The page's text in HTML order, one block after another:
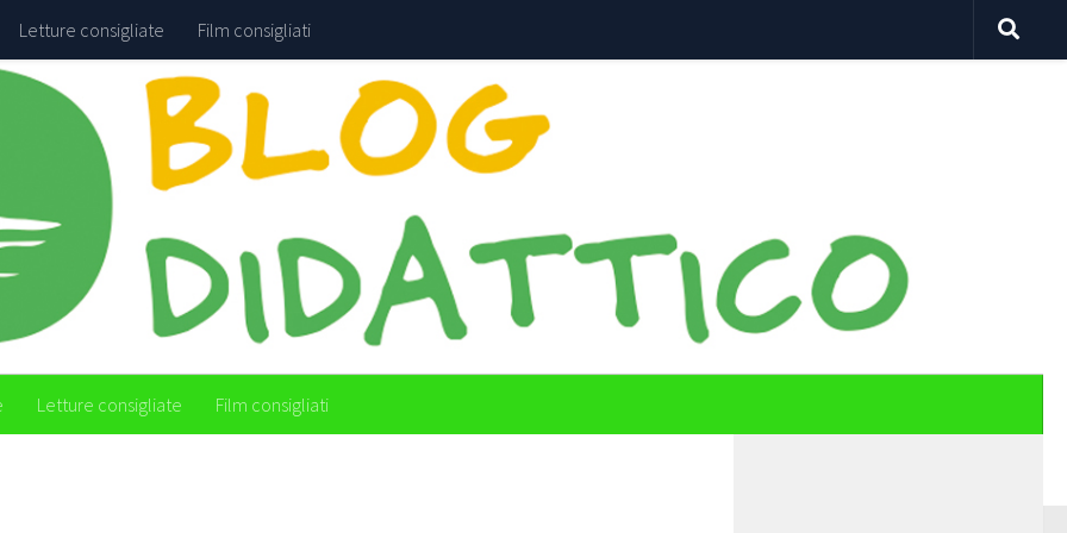
Letture consigliate Film consigliati
Letture consigliate Film consigliati